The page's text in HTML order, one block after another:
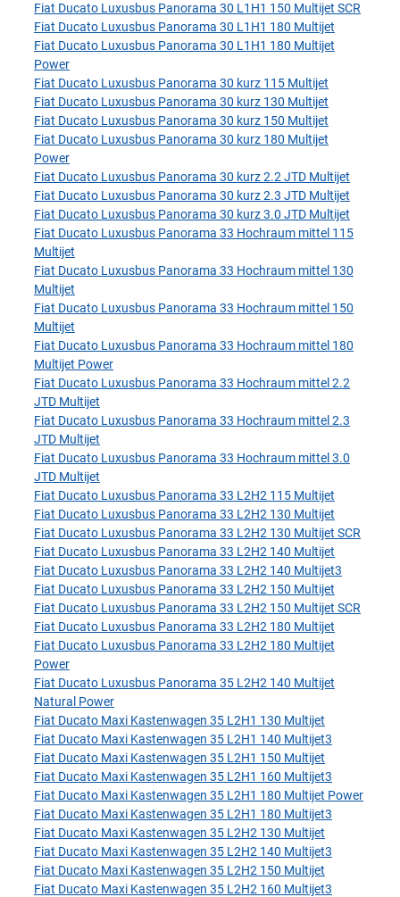
Fiat Ducato Luxusbus Panorama 30 L1H1 150 Multijet SCR
Fiat Ducato Luxusbus Panorama 30 L1H1 180 Multijet
Fiat Ducato Luxusbus Panorama 30 L1H1 180 Multijet
Power
Fiat Ducato Luxusbus Panorama 30 kurz 115 Multijet
Fiat Ducato Luxusbus Panorama 30 kurz 130 Multijet
Fiat Ducato Luxusbus Panorama 30 kurz 150 Multijet
Fiat Ducato Luxusbus Panorama 30 kurz 180 Multijet
Power
Fiat Ducato Luxusbus Panorama 30 kurz 2.2 JTD Multijet
Fiat Ducato Luxusbus Panorama 30 kurz 2.3 JTD Multijet
Fiat Ducato Luxusbus Panorama 30 kurz 3.0 JTD Multijet
Fiat Ducato Luxusbus Panorama 33 Hochraum mittel 115
Multijet
Fiat Ducato Luxusbus Panorama 33 Hochraum mittel 130
Multijet
Fiat Ducato Luxusbus Panorama 33 Hochraum mittel 150
Multijet
Fiat Ducato Luxusbus Panorama 33 Hochraum mittel 180
Multijet Power
Fiat Ducato Luxusbus Panorama 33 Hochraum mittel 2.2
JTD Multijet
Fiat Ducato Luxusbus Panorama 33 Hochraum mittel 2.3
JTD Multijet
Fiat Ducato Luxusbus Panorama 33 Hochraum mittel 3.0
JTD Multijet
Fiat Ducato Luxusbus Panorama 33 L2H2 115 Multijet
Fiat Ducato Luxusbus Panorama 33 L2H2 130 Multijet
Fiat Ducato Luxusbus Panorama 33 L2H2 130 Multijet SCR
Fiat Ducato Luxusbus Panorama 33 L2H2 140 Multijet
Fiat Ducato Luxusbus Panorama 33 L2H2 140 Multijet3
Fiat Ducato Luxusbus Panorama 33 L2H2 150 Multijet
Fiat Ducato Luxusbus Panorama 33 L2H2 150 Multijet SCR
Fiat Ducato Luxusbus Panorama 33 L2H2 180 Multijet
Fiat Ducato Luxusbus Panorama 33 L2H2 180 Multijet
Power
Fiat Ducato Luxusbus Panorama 35 L2H2 140 Multijet
Natural Power
Fiat Ducato Maxi Kastenwagen 35 L2H1 130 Multijet
Fiat Ducato Maxi Kastenwagen 35 L2H1 140 Multijet3
Fiat Ducato Maxi Kastenwagen 35 L2H1 150 Multijet
Fiat Ducato Maxi Kastenwagen 35 L2H1 160 Multijet3
Fiat Ducato Maxi Kastenwagen 35 L2H1 180 Multijet Power
Fiat Ducato Maxi Kastenwagen 35 L2H1 180 Multijet3
Fiat Ducato Maxi Kastenwagen 35 L2H2 130 Multijet
Fiat Ducato Maxi Kastenwagen 35 L2H2 140 Multijet3
Fiat Ducato Maxi Kastenwagen 35 L2H2 150 Multijet
Fiat Ducato Maxi Kastenwagen 35 L2H2 160 Multijet3